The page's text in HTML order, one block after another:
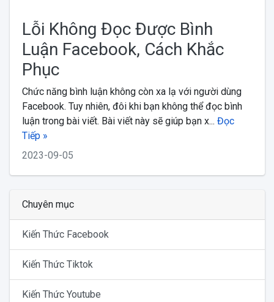
Lỗi Không Đọc Được Bình
Luận Facebook, Cách Khắc
Phục
Chức năng bình luận không còn xa lạ với người dùng
Facebook. Tuy nhiên, đôi khi bạn không thể đọc bình
luận trong bài viết. Bài viết này sẽ giúp bạn x... Đọc
Tiếp »
2023-09-05
Chuyên mục
Kiến Thức Facebook
Kiến Thức Tiktok
Kiến Thức Youtube